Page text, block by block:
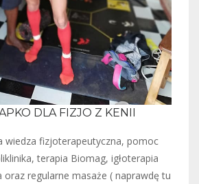
DLA FIZJO Z KENII
wiedza fizjoterapeutyczna, pomoc
terapia Biomag, igłoterapia
oraz regularne masaże ( naprawdę tu